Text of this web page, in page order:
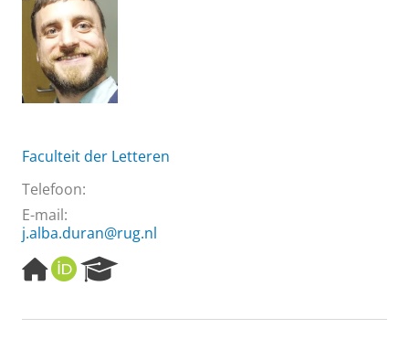
Faculteit der Letteren
Telefoon:
E-mail:
j.alba.duran@rug.nl
H
o
e
O
R
I
e